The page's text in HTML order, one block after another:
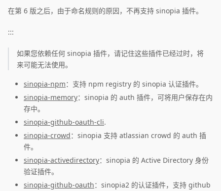
在第 6 版之后，由于命名规则的原因，不再支持 sinopia 插件。
:::
如果您依赖任何 sinopia 插件，请记住这些插件已经过时，将
来可能无法使用。
sinopia-npm：支持 npm registry 的 sinopia 认证插件。
sinopia-memory：sinopia 的 auth 插件，可将用户保存在内
存中。
sinopia-github-oauth-cli.
sinopia-crowd：sinopia 支持 atlassian crowd 的 auth 插
件。
sinopia-activedirectory：sinopia 的 Active Directory 身份
验证插件。
sinopia-github-oauth：sinopia2 的认证插件，支持 github